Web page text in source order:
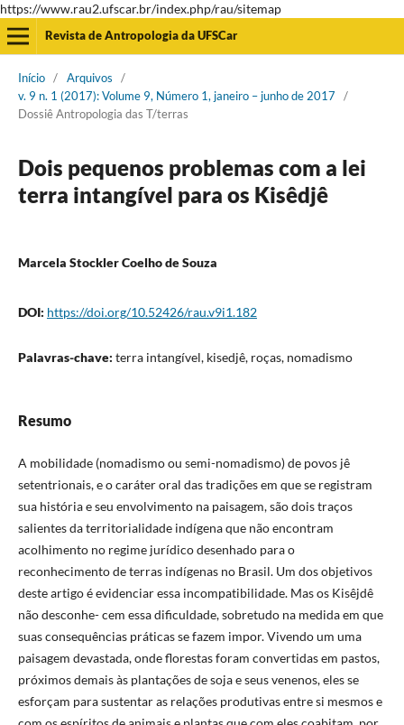
https://www.rau2.ufscar.br/index.php/rau/sitemap
Revista de Antropologia da UFSCar
Início / Arquivos
/
v. 9 n. 1 (2017): Volume 9, Número 1, janeiro – junho de 2017
/
Dossiê Antropologia das T/terras
Dois pequenos problemas com a lei
terra intangível para os Kisêdjê
Marcela Stockler Coelho de Souza
DOI: https://doi.org/10.52426/rau.v9i1.182
Palavras-chave: terra intangível, kisedjê, roças, nomadismo
Resumo
A mobilidade (nomadismo ou semi-nomadismo) de povos jê
setentrionais, e o caráter oral das tradições em que se registram
sua história e seu envolvimento na paisagem, são dois traços
salientes da territorialidade indígena que não encontram
acolhimento no regime jurídico desenhado para o
reconhecimento de terras indígenas no Brasil. Um dos objetivos
deste artigo é evidenciar essa incompatibilidade. Mas os Kisêjdê
não desconhe- cem essa dificuldade, sobretudo na medida em que
suas consequências práticas se fazem impor. Vivendo um uma
paisagem devastada, onde florestas foram convertidas em pastos,
próximos demais às plantações de soja e seus venenos, eles se
esforçam para sustentar as relações produtivas entre si mesmos e